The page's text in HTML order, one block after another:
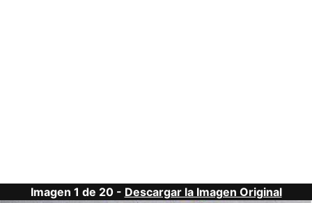
Imagen 1 de 20 - Descargar la Imagen Original